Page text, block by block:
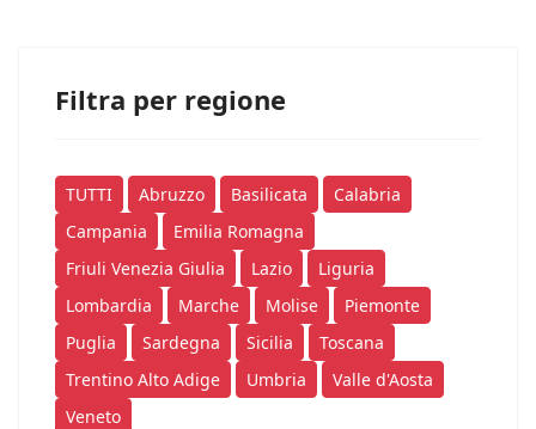
Filtra per regione
TUTTI Abruzzo Basilicata
Calabria
Campania
Emilia Romagna
Friuli Venezia Giulia
Lazio
Liguria
Lombardia
Marche Molise
Piemonte
Puglia
Sardegna Sicilia
Toscana
Trentino Alto Adige
Umbria
Valle d'Aosta
Veneto